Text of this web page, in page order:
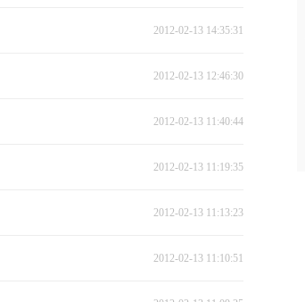
2012-02-13 14:35:31
2012-02-13 12:46:30
2012-02-13 11:40:44
2012-02-13 11:19:35
2012-02-13 11:13:23
2012-02-13 11:10:51